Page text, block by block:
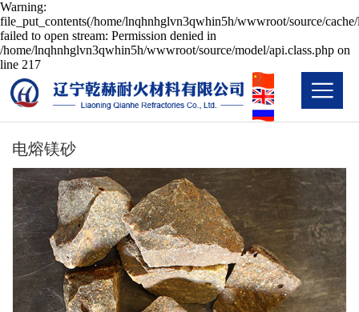
Warning:
file_put_contents(/home/lnqhnhglvn3qwhin5h/wwwroot/source/cache/
failed to open stream: Permission denied in
/home/lnqhnhglvn3qwhin5h/wwwroot/source/model/api.class.php on
line 217
电熔镁砂